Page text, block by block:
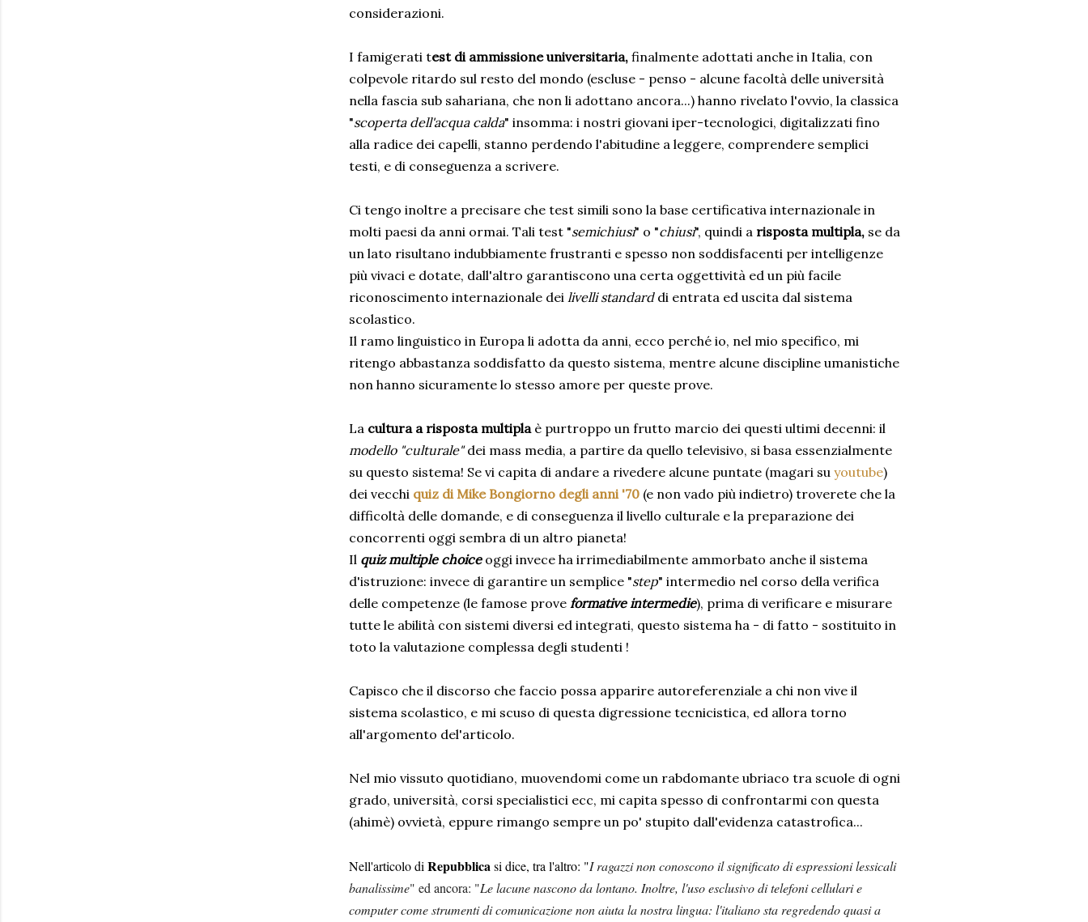
considerazioni.
I famigerati test di ammissione universitaria, finalmente adottati anche in Italia, con
colpevole ritardo sul resto del mondo (escluse - penso - alcune facoltà delle università
nella fascia sub sahariana, che non li adottano ancora...) hanno rivelato l'ovvio, la classica
"scoperta dell'acqua calda" insomma: i nostri giovani iper-tecnologici, digitalizzati fino
alla radice dei capelli, stanno perdendo l'abitudine a leggere, comprendere semplici
testi, e di conseguenza a scrivere.
Ci tengo inoltre a precisare che test simili sono la base certificativa internazionale in
molti paesi da anni ormai. Tali test "semichiusi" o "chiusi", quindi a risposta multipla, se da
un lato risultano indubbiamente frustranti e spesso non soddisfacenti per intelligenze
più vivaci e dotate, dall'altro garantiscono una certa oggettività ed un più facile
riconoscimento internazionale dei livelli standarddi entrata ed uscita dal sistema
scolastico.
Il ramo linguistico in Europa li adotta da anni, ecco perché io, nel mio specifico, mi
ritengo abbastanza soddisfatto da questo sistema, mentre alcune discipline umanistiche
non hanno sicuramente lo stesso amore per queste prove.
La cultura a risposta multiplaè purtroppo un frutto marcio dei questi ultimi decenni: il
modello "culturale"dei mass media, a partire da quello televisivo, si basa essenzialmente
su questo sistema! Se vi capita di andare a rivedere alcune puntate (magari su youtube)
dei vecchi quiz di Mike Bongiorno degli anni '70 (e non vado più indietro) troverete che la
difficoltà delle domande, e di conseguenza il livello culturale e la preparazione dei
concorrenti oggi sembra di un altro pianeta!
Il quiz multiple choiceoggi invece ha irrimediabilmente ammorbato anche il sistema
d'istruzione: invece di garantire un semplice "step" intermedio nel corso della verifica
delle competenze (le famose prove formative intermedie), prima di verificare e misurare
tutte le abilità con sistemi diversi ed integrati, questo sistema ha - di fatto - sostituito in
toto la valutazione complessa degli studenti !
Capisco che il discorso che faccio possa apparire autoreferenziale a chi non vive il
sistema scolastico, e mi scuso di questa digressione tecnicistica, ed allora torno
all'argomento del'articolo.
Nel mio vissuto quotidiano, muovendomi come un rabdomante ubriaco tra scuole di ogni
grado, università, corsi specialistici ecc, mi capita spesso di confrontarmi con questa
(ahimè) ovvietà, eppure rimango sempre un po' stupito dall'evidenza catastrofica...
Nell'articolo di Repubblicasi dice, tra l'altro: "I ragazzi non conoscono il significato di espressioni lessicali
banalissime" ed ancora: "Le lacune nascono da lontano. Inoltre, l'uso esclusivo di telefoni cellulari e
computer come strumenti di comunicazione non aiuta la nostra lingua: l'italiano sta regredendo quasi a